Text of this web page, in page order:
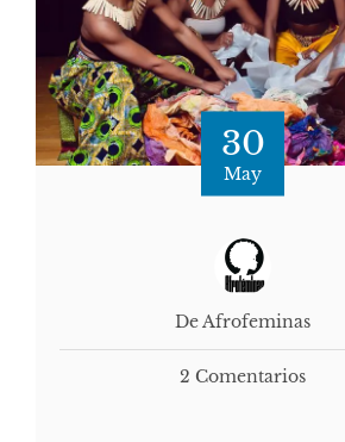
30
May
De Afrofeminas
2 Comentarios